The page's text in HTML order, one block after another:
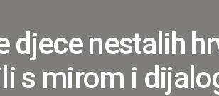
djece nestalih
s mirom i